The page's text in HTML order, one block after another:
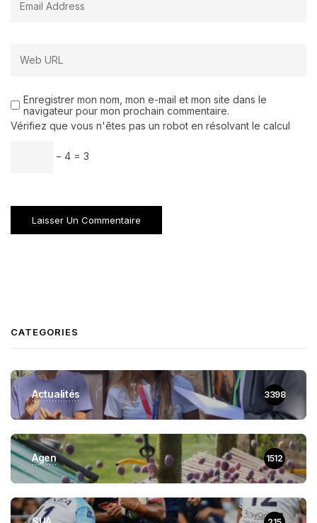
Enregistrer mon nom, mon e-mail et mon site dans le
navigateur pour mon prochain commentaire.
Vérifiez que vous n'êtes pas un robot en résolvant le calcul
− 4 = 3
CATEGORIES
Actualités 3398
Agen 1512